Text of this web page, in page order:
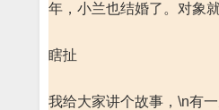
年，小兰也结婚了。对象
瞎扯
我给大家讲个故事，\n有